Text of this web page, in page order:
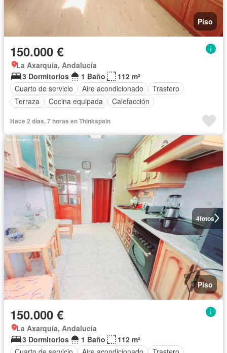
Piso
150.000 €
La Axarquía, Andalucía
3 Dormitorios
1 Baño
112 m²
Cuarto de servicio
Aire acondicionado
Trastero
Terraza
Cocina equipada
Calefacción
Hace 2 días, 7 horas en Thinkspain
4fotos
Piso
150.000 €
La Axarquía, Andalucía
3 Dormitorios
1 Baño
112 m²